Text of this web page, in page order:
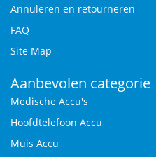
Annuleren en retourneren
FAQ
Site Map
Aanbevolen categorie
Medische Accu's
Hoofdtelefoon Accu
Muis Accu